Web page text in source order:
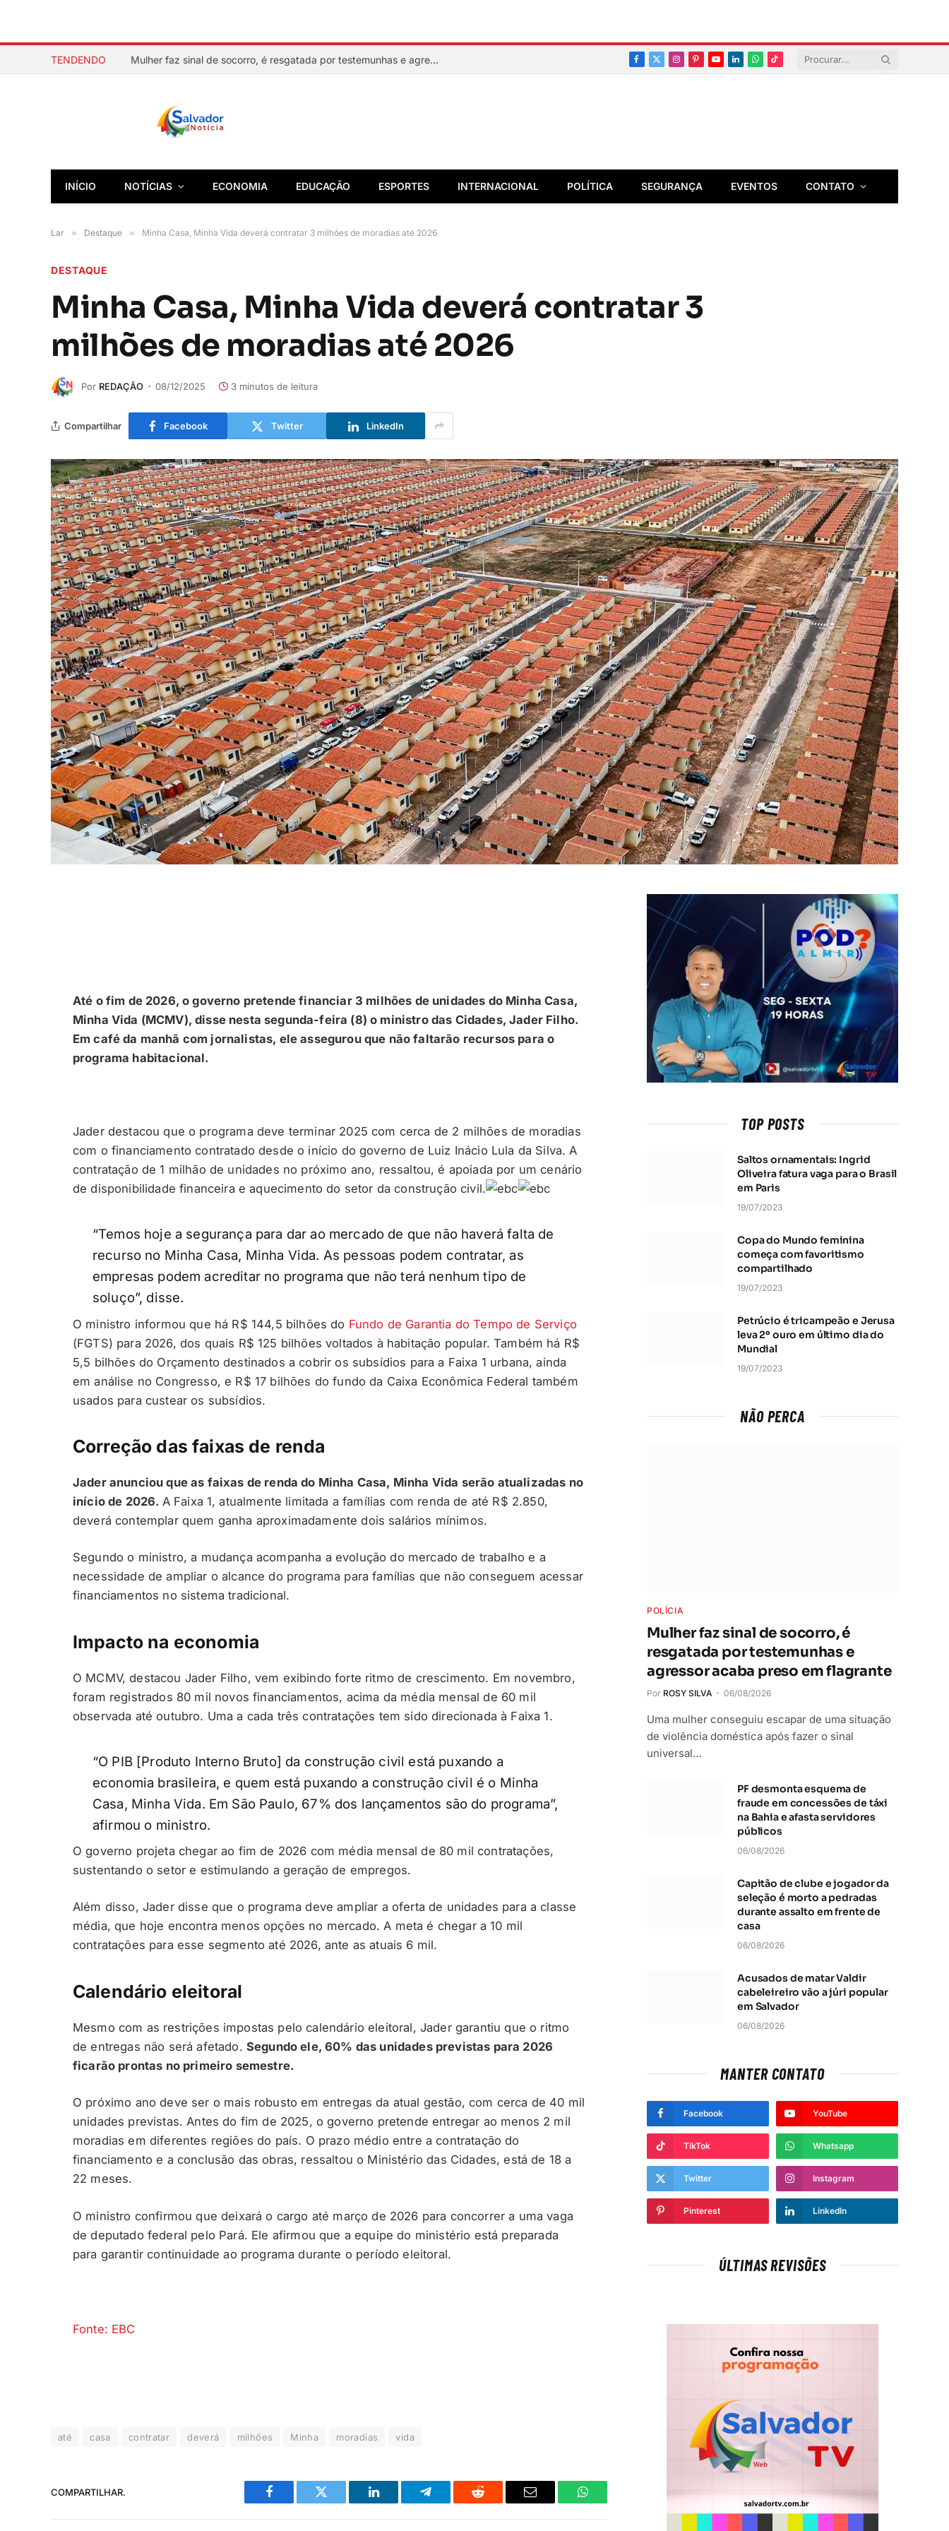
TENDENDO Mulher faz sinal de socorro, é resgatada por testemunhas e agressor acaba preso em flagrante
Facebook
X
Instagram
PinterestYouTubeLinkedInWhatsapp
TikTok
INÍCIO NOTÍCIAS ECONOMIA EDUCAÇÃO ESPORTES INTERNACIONAL POLÍTICA SEGURANÇA EVENTOS CONTATO
Lar » Destaque » Minha Casa, Minha Vida deverá contratar 3 milhões de moradias até 2026
DESTAQUE
Minha Casa, Minha Vida deverá contratar 3
milhões de moradias até 2026
Por REDAÇÃO 08/12/2025 3 minutos de leitura
Compartilhar Facebook Twitter LinkedIn
Até o fim de 2026, o governo pretende financiar 3 milhões de unidades do Minha Casa,
Minha Vida (MCMV), disse nesta segunda-feira (8) o ministro das Cidades, Jader Filho.
Em café da manhã com jornalistas, ele assegurou que não faltarão recursos para o
programa habitacional.
Jader destacou que o programa deve terminar 2025 com cerca de 2 milhões de moradias
com o financiamento contratado desde o início do governo de Luiz Inácio Lula da Silva. A
contratação de 1 milhão de unidades no próximo ano, ressaltou, é apoiada por um cenário
de disponibilidade financeira e aquecimento do setor da construção civil.
“Temos hoje a segurança para dar ao mercado de que não haverá falta de
recurso no Minha Casa, Minha Vida. As pessoas podem contratar, as
empresas podem acreditar no programa que não terá nenhum tipo de
soluço”, disse.
O ministro informou que há R$ 144,5 bilhões do Fundo de Garantia do Tempo de Serviço
(FGTS) para 2026, dos quais R$ 125 bilhões voltados à habitação popular. Também há R$
5,5 bilhões do Orçamento destinados a cobrir os subsídios para a Faixa 1 urbana, ainda
em análise no Congresso, e R$ 17 bilhões do fundo da Caixa Econômica Federal também
usados para custear os subsídios.
Correção das faixas de renda
Jader anunciou que as faixas de renda do Minha Casa, Minha Vida serão atualizadas no
início de 2026. A Faixa 1, atualmente limitada a famílias com renda de até R$ 2.850,
deverá contemplar quem ganha aproximadamente dois salários mínimos.
Segundo o ministro, a mudança acompanha a evolução do mercado de trabalho e a
necessidade de ampliar o alcance do programa para famílias que não conseguem acessar
financiamentos no sistema tradicional.
Impacto na economia
O MCMV, destacou Jader Filho, vem exibindo forte ritmo de crescimento. Em novembro,
foram registrados 80 mil novos financiamentos, acima da média mensal de 60 mil
observada até outubro. Uma a cada três contratações tem sido direcionada à Faixa 1.
“O PIB [Produto Interno Bruto] da construção civil está puxando a
economia brasileira, e quem está puxando a construção civil é o Minha
Casa, Minha Vida. Em São Paulo, 67% dos lançamentos são do programa”,
afirmou o ministro.
O governo projeta chegar ao fim de 2026 com média mensal de 80 mil contratações,
sustentando o setor e estimulando a geração de empregos.
Além disso, Jader disse que o programa deve ampliar a oferta de unidades para a classe
média, que hoje encontra menos opções no mercado. A meta é chegar a 10 mil
contratações para esse segmento até 2026, ante as atuais 6 mil.
Calendário eleitoral
Mesmo com as restrições impostas pelo calendário eleitoral, Jader garantiu que o ritmo
de entregas não será afetado. Segundo ele, 60% das unidades previstas para 2026
ficarão prontas no primeiro semestre.
O próximo ano deve ser o mais robusto em entregas da atual gestão, com cerca de 40 mil
unidades previstas. Antes do fim de 2025, o governo pretende entregar ao menos 2 mil
moradias em diferentes regiões do país. O prazo médio entre a contratação do
financiamento e a conclusão das obras, ressaltou o Ministério das Cidades, está de 18 a
22 meses.
O ministro confirmou que deixará o cargo até março de 2026 para concorrer a uma vaga
de deputado federal pelo Pará. Ele afirmou que a equipe do ministério está preparada
para garantir continuidade ao programa durante o período eleitoral.
Fonte: EBC
até casa contratar deverá milhões Minha moradias vida
COMPARTILHAR.
Facebook Twitter LinkedIn TelegramaReddit
E-
Whatsapp
TOP POSTS
Saltos ornamentais: Ingrid
Oliveira fatura vaga para o Brasil
em Paris
19/07/2023
Copa do Mundo feminina
começa com favoritismo
compartilhado
19/07/2023
Petrúcio é tricampeão e Jerusa
leva 2º ouro em último dia do
Mundial
19/07/2023
NÃO PERCA
POLÍCIA
Mulher faz sinal de socorro, é
resgatada por testemunhas e
agressor acaba preso em flagrante
Por ROSY SILVA 06/08/2026
Uma mulher conseguiu escapar de uma situação
de violência doméstica após fazer o sinal
universal…
PF desmonta esquema de
fraude em concessões de táxi
na Bahia e afasta servidores
públicos
06/08/2026
Capitão de clube e jogador da
seleção é morto a pedradas
durante assalto em frente de
casa
06/08/2026
Acusados de matar Valdir
cabeleireiro vão a júri popular
em Salvador
06/08/2026
MANTER CONTATO
Facebook YouTube
TikTok Whatsapp
Twitter Instagram
Pinterest LinkedIn
ÚLTIMAS REVISÕES